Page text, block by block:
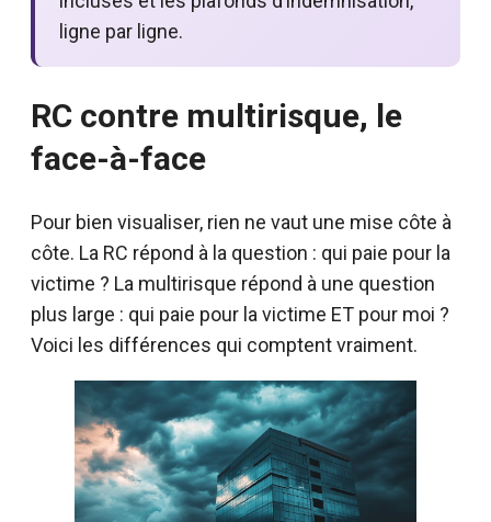
ligne par ligne.
RC contre multirisque, le
face-à-face
Pour bien visualiser, rien ne vaut une mise côte à
côte. La RC répond à la question : qui paie pour la
victime ? La multirisque répond à une question
plus large : qui paie pour la victime ET pour moi ?
Voici les différences qui comptent vraiment.